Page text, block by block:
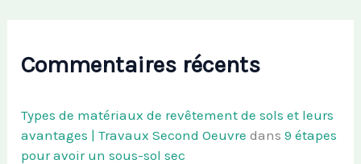
Commentaires récents
Types de matériaux de revêtement de sols et leurs
avantages | Travaux Second Oeuvre dans9 étapes
pour avoir un sous-sol sec